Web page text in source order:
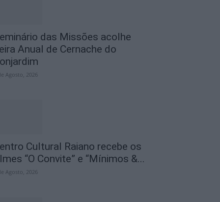
das Missões acolhe
Anual de Cernache do
Agosto, 2026
Cultural Raiano recebe os
“O Convite” e “Mínimos &...
Agosto, 2026